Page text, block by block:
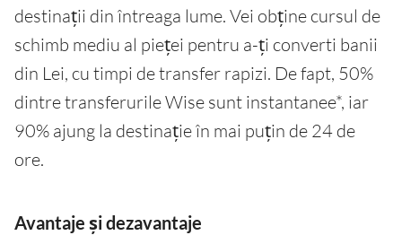
destinații din întreaga lume. Vei obține cursul de
schimb mediu al pieței pentru a-ți converti banii
din Lei, cu timpi de transfer rapizi. De fapt, 50%
dintre transferurile Wise sunt instantanee*, iar
90% ajung la destinație în mai puțin de 24 de
ore.
Avantaje și dezavantaje